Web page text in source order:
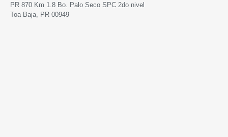
PR 870 Km 1.8 Bo. Palo Seco SPC 2do nivel
Toa Baja, PR 00949